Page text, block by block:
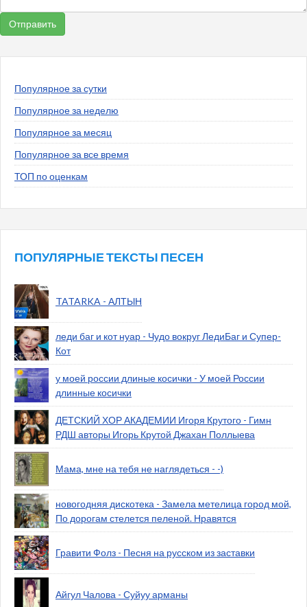
Популярное за сутки
Популярное за неделю
Популярное за месяц
Популярное за все время
ТОП по оценкам
ПОПУЛЯРНЫЕ ТЕКСТЫ ПЕСЕН
TATARKA - АЛТЫН
леди баг и кот нуар - Чудо вокруг ЛедиБаг и Супер-
Кот
у моей россии длиные косички - У моей России
длинные косички
ДЕТСКИЙ ХОР АКАДЕМИИ Игоря Крутого - Гимн
РДШ авторы Игорь Крутой Джахан Поллыева
Мама, мне на тебя не наглядеться - -)
новогодняя дискотека - Замела метелица город мой,
По дорогам стелется пеленой. Нравятся
Гравити Фолз - Песня на русском из заставки
Айгул Чалова - Суйуу арманы